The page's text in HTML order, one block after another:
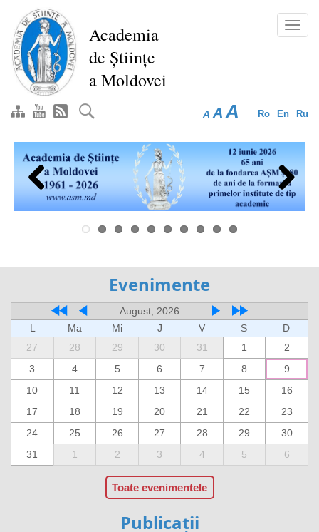
Перейти
основному
содержанию
Academia
de Științe
a Moldovei
Ro En Ru
A A A
Previous Next
Evenimente
August, 2026
L
Ma Mi J V S
D
27
28 29 30 31 1
2
3
4 5 6 7 8
9
10
11 12 13 14 15
16
17
18 19 20 21 22
23
24
25 26 27 28 29
30
31
1 2 3 4 5 6
Toate evenimentele
Publicații